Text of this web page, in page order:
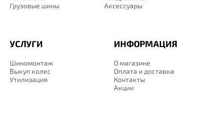
Грузовые шины
Аксессуары
ИНФОРМАЦИЯ
О магазине
Оплата и доставка
Контакты
Акции
УСЛУГИ
Шиномонтаж
Выкуп колес
Утилизация